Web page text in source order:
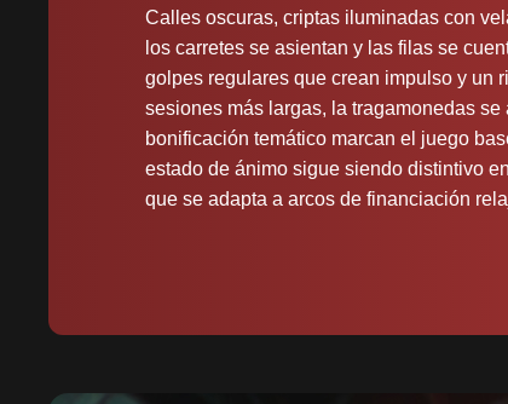
Calles oscuras, criptas iluminadas con
los carretes se asientan y las filas se
golpes regulares que crean impulso y un
sesiones más largas, la tragamonedas
bonificación temático marcan el juego
estado de ánimo sigue siendo distintivo
que se adapta a arcos de financiación